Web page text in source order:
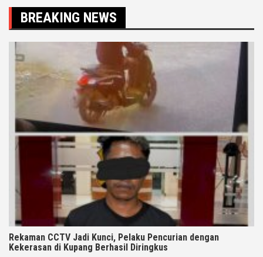
BREAKING NEWS
Rekaman CCTV Jadi Kunci, Pelaku Pencurian dengan
Kekerasan di Kupang Berhasil Diringkus